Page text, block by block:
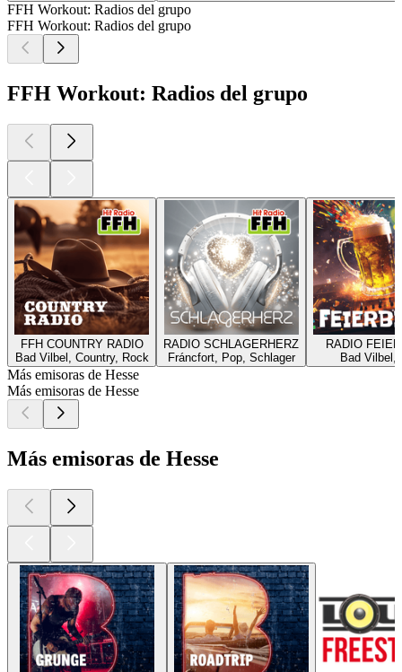
FFH Workout: Radios del grupo
FFH Workout: Radios del grupo
FFH Workout: Radios del grupo
FFH COUNTRY RADIO
Bad Vilbel, Country, Rock
RADIO SCHLAGERHERZ
Fráncfort, Pop, Schlager
RADIO
Bad Vilbel,
Más emisoras de Hesse
Más emisoras de Hesse
Más emisoras de Hesse